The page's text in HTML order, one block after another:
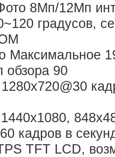
8Мп/12Мп
градусов,
Максимальное
обзора 90
кадров в
TFT LCD,